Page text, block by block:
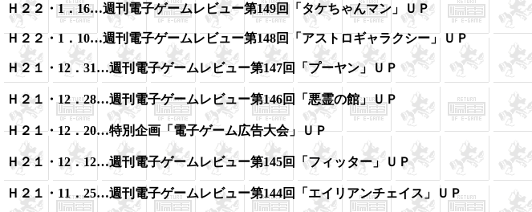
Ｈ２２・1．16…週刊電子ゲームレビュー第149回「タケちゃんマン」ＵＰ
Ｈ２２・1．10…週刊電子ゲームレビュー第148回「アストロギャラクシー」ＵＰ
Ｈ２１・12．31…週刊電子ゲームレビュー第147回「プーヤン」ＵＰ
Ｈ２１・12．28…週刊電子ゲームレビュー第146回「悪霊の館」ＵＰ
Ｈ２１・12．20…特別企画「電子ゲーム広告大会」ＵＰ
Ｈ２１・12．12…週刊電子ゲームレビュー第145回「フィッター」ＵＰ
Ｈ２１・11．25…週刊電子ゲームレビュー第144回「エイリアンチェイス」ＵＰ